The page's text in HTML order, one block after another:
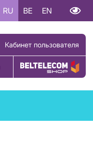
RU BE EN
Кабинет пользователя
Купить товар